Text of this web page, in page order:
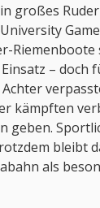
großes
– doch
kämpften
geben.
bleibt
als